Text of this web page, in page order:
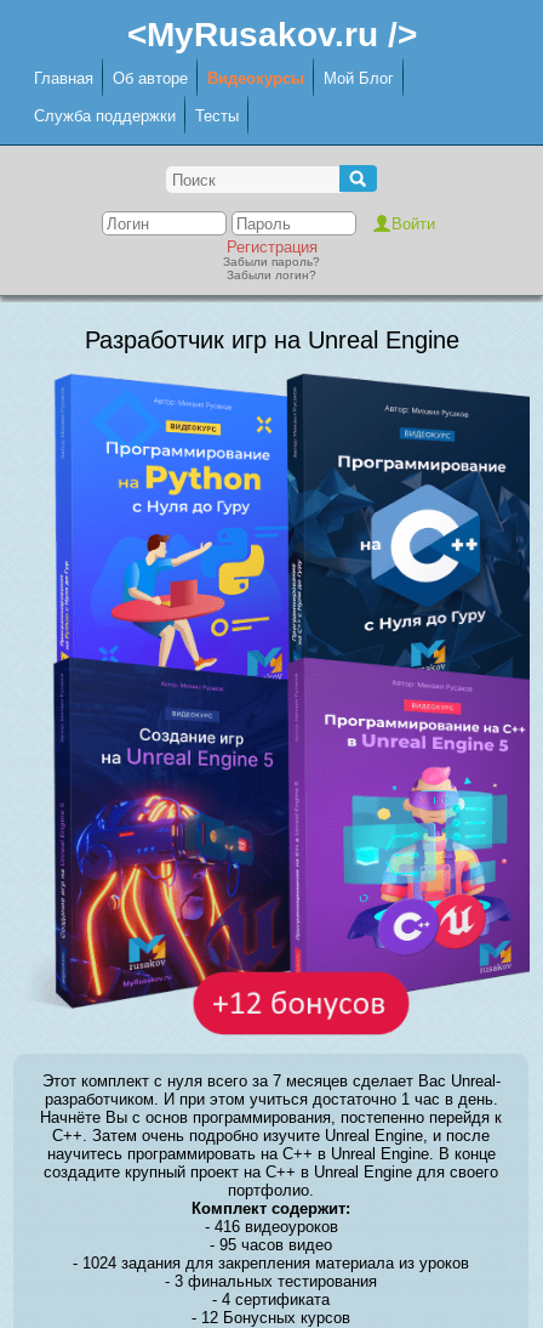
<MyRusakov.ru />
Главная Об авторе Видеокурсы Мой Блог
Служба поддержки Тесты
Регистрация
Забыли пароль?
Забыли логин?
Разработчик игр на Unreal Engine
Этот комплект с нуля всего за 7 месяцев сделает Вас Unreal-
разработчиком. И при этом учиться достаточно 1 час в день.
Начнёте Вы с основ программирования, постепенно перейдя к
C++. Затем очень подробно изучите Unreal Engine, и после
научитесь программировать на C++ в Unreal Engine. В конце
создадите крупный проект на C++ в Unreal Engine для своего
портфолио.
Комплект содержит:
- 416 видеоуроков
- 95 часов видео
- 1024 задания для закрепления материала из уроков
- 3 финальных тестирования
- 4 сертификата
- 12 Бонусных курсов